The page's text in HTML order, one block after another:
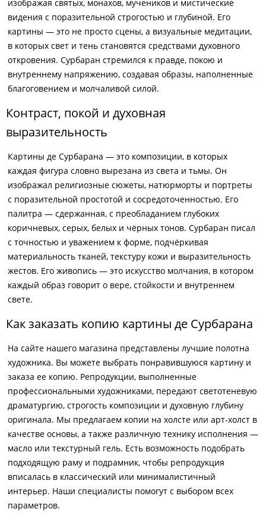
изображая святых, монахов, мучеников и мистические
видения с поразительной строгостью и глубиной. Его
картины — это не просто сцены, а визуальные медитации,
в которых свет и тень становятся средствами духовного
откровения. Сурбаран стремился к правде, покою и
внутреннему напряжению, создавая образы, наполненные
благоговением и молчаливой силой.
Контраст, покой и духовная
выразительность
Картины де Сурбарана — это композиции, в которых
каждая фигура словно вырезана из света и тьмы. Он
изображал религиозные сюжеты, натюрморты и портреты
с поразительной простотой и сосредоточенностью. Его
палитра — сдержанная, с преобладанием глубоких
коричневых, серых, белых и чёрных тонов. Сурбаран писал
с точностью и уважением к форме, подчёркивая
материальность тканей, текстуру кожи и выразительность
жестов. Его живопись — это искусство молчания, в котором
каждый образ говорит о вере, стойкости и внутреннем
свете.
Как заказать копию картины де Сурбарана
На сайте нашего магазина представлены лучшие полотна
художника. Вы можете выбрать понравившуюся картину и
заказа ее копию. Репродукции, выполненные
профессиональными художниками, передают светотеневую
драматургию, строгость композиции и духовную глубину
оригинала. Мы предлагаем копии на холсте или арт-холст в
качестве основы, а также различную технику исполнения —
масло или текстурный гель. Есть возможность подобрать
подходящую раму и подрамник, чтобы репродукция
вписалась в классический или минималистичный
интерьер. Наши специалисты помогут с выбором всех
параметров.